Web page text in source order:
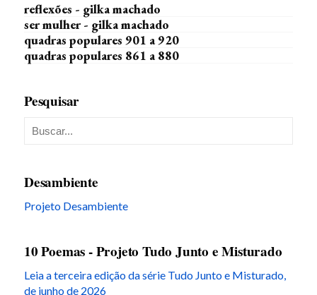
reflexões - gilka machado
ser mulher - gilka machado
quadras populares 901 a 920
quadras populares 861 a 880
Pesquisar
Desambiente
Projeto Desambiente
10 Poemas - Projeto Tudo Junto e Misturado
Leia a terceira edição da série Tudo Junto e Misturado,
de junho de 2026